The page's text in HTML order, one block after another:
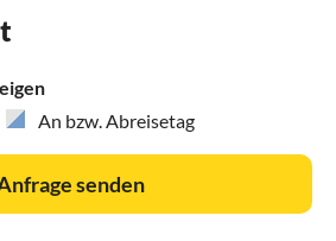
An bzw. Abreisetag
senden